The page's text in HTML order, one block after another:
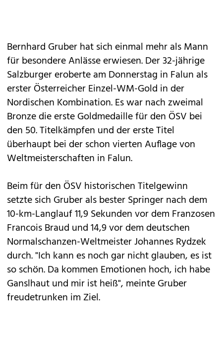
Bernhard Gruber hat sich einmal mehr als Mann
für besondere Anlässe erwiesen. Der 32-jährige
Salzburger eroberte am Donnerstag in Falun als
erster Österreicher Einzel-WM-Gold in der
Nordischen Kombination. Es war nach zweimal
Bronze die erste Goldmedaille für den ÖSV bei
den 50. Titelkämpfen und der erste Titel
überhaupt bei der schon vierten Auflage von
Weltmeisterschaften in Falun.
Beim für den ÖSV historischen Titelgewinn
setzte sich Gruber als bester Springer nach dem
10-km-Langlauf 11,9 Sekunden vor dem Franzosen
Francois Braud und 14,9 vor dem deutschen
Normalschanzen-Weltmeister Johannes Rydzek
durch. "Ich kann es noch gar nicht glauben, es ist
so schön. Da kommen Emotionen hoch, ich habe
Ganslhaut und mir ist heiß", meinte Gruber
freudetrunken im Ziel.